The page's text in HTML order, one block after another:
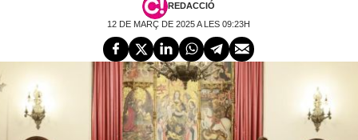
REDACCIÓ
12 DE MARÇ DE 2025 A LES 09:23H